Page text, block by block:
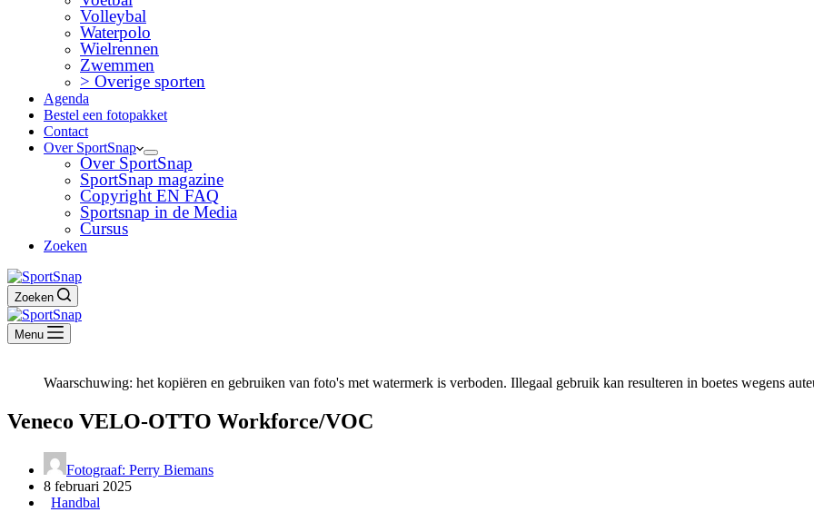
Volleybal
Waterpolo
Wielrennen
Zwemmen
> Overige sporten
Agenda
Bestel een fotopakket
Contact
Over SportSnap
Over SportSnap
SportSnap magazine
Copyright EN FAQ
Sportsnap in de Media
Cursus
Zoeken
Zoeken
Menu
Waarschuwing: het kopiëren en gebruiken van foto's met watermerk is verboden. Illegaal gebruik kan resulteren in boetes wegens
Veneco VELO-OTTO Workforce/VOC
Fotograaf: Perry Biemans
8 februari 2025
Handbal